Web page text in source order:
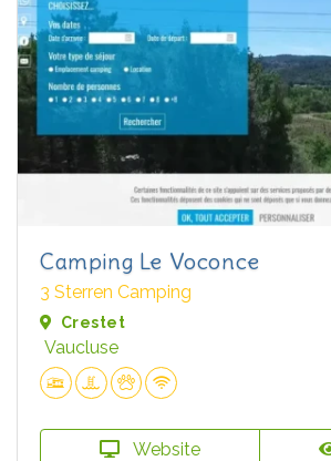
Camping Le Voconce
3 Sterren Camping
Crestet
Vaucluse
Website